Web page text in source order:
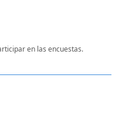
en las encuestas.